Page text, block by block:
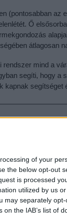
of your
the below opt-out
is processed
utilized by us
may separately
the IAB’s list of
(pontosabban az
Ő
átlagosan
rendszer mind a
segíti, hogy a
kapnak segítséget
nők
külföldön